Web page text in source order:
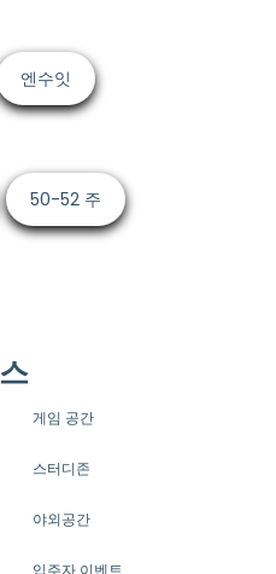
엔수잇
50-52 주
게임 공간
스터디존
야외공간
입주자 이벤트